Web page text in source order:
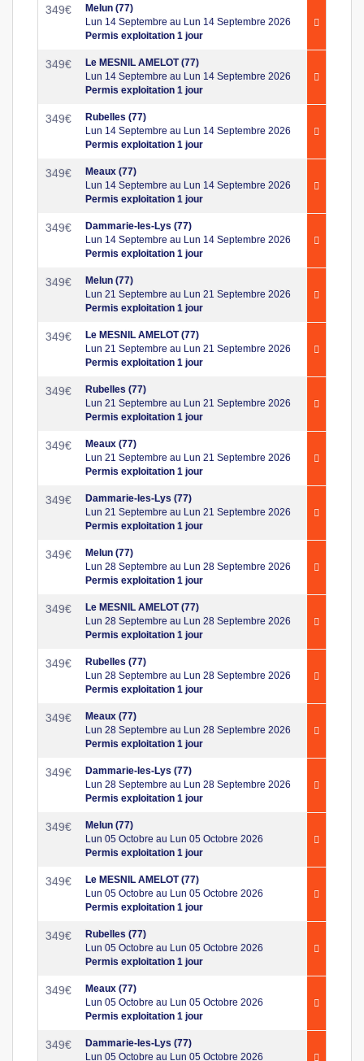
349€
Melun (77)
Lun 14 Septembre au Lun 14 Septembre 2026
Permis exploitation 1 jour
349€
Le MESNIL AMELOT (77)
Lun 14 Septembre au Lun 14 Septembre 2026
Permis exploitation 1 jour
349€
Rubelles (77)
Lun 14 Septembre au Lun 14 Septembre 2026
Permis exploitation 1 jour
349€
Meaux (77)
Lun 14 Septembre au Lun 14 Septembre 2026
Permis exploitation 1 jour
349€
Dammarie-les-Lys (77)
Lun 14 Septembre au Lun 14 Septembre 2026
Permis exploitation 1 jour
349€
Melun (77)
Lun 21 Septembre au Lun 21 Septembre 2026
Permis exploitation 1 jour
349€
Le MESNIL AMELOT (77)
Lun 21 Septembre au Lun 21 Septembre 2026
Permis exploitation 1 jour
349€
Rubelles (77)
Lun 21 Septembre au Lun 21 Septembre 2026
Permis exploitation 1 jour
349€
Meaux (77)
Lun 21 Septembre au Lun 21 Septembre 2026
Permis exploitation 1 jour
349€
Dammarie-les-Lys (77)
Lun 21 Septembre au Lun 21 Septembre 2026
Permis exploitation 1 jour
349€
Melun (77)
Lun 28 Septembre au Lun 28 Septembre 2026
Permis exploitation 1 jour
349€
Le MESNIL AMELOT (77)
Lun 28 Septembre au Lun 28 Septembre 2026
Permis exploitation 1 jour
349€
Rubelles (77)
Lun 28 Septembre au Lun 28 Septembre 2026
Permis exploitation 1 jour
349€
Meaux (77)
Lun 28 Septembre au Lun 28 Septembre 2026
Permis exploitation 1 jour
349€
Dammarie-les-Lys (77)
Lun 28 Septembre au Lun 28 Septembre 2026
Permis exploitation 1 jour
349€
Melun (77)
Lun 05 Octobre au Lun 05 Octobre 2026
Permis exploitation 1 jour
349€
Le MESNIL AMELOT (77)
Lun 05 Octobre au Lun 05 Octobre 2026
Permis exploitation 1 jour
349€
Rubelles (77)
Lun 05 Octobre au Lun 05 Octobre 2026
Permis exploitation 1 jour
349€
Meaux (77)
Lun 05 Octobre au Lun 05 Octobre 2026
Permis exploitation 1 jour
349€
Dammarie-les-Lys (77)
Lun 05 Octobre au Lun 05 Octobre 2026